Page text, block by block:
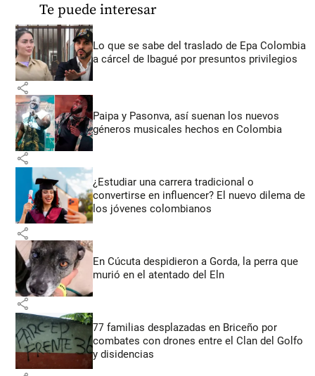
Te puede interesar
Lo que se sabe del traslado de Epa Colombia
a cárcel de Ibagué por presuntos privilegios
share
Paipa y Pasonva, así suenan los nuevos
géneros musicales hechos en Colombia
share
¿Estudiar una carrera tradicional o
convertirse en influencer? El nuevo dilema de
los jóvenes colombianos
share
En Cúcuta despidieron a Gorda, la perra que
murió en el atentado del Eln
share
77 familias desplazadas en Briceño por
combates con drones entre el Clan del Golfo
y disidencias